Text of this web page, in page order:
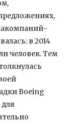
в 2014
человек. Тем
Boeing